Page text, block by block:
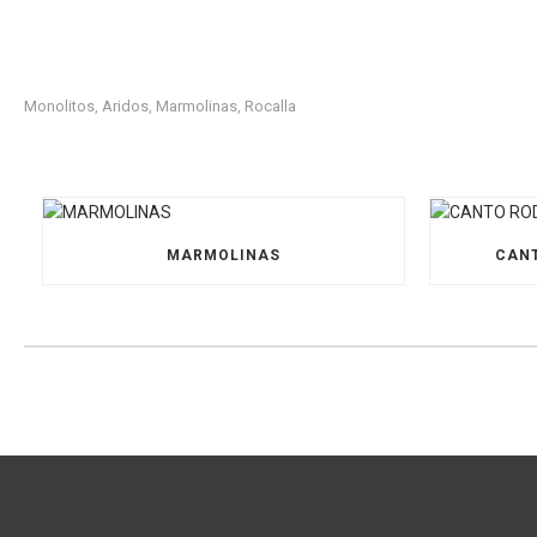
Monolitos, Aridos, Marmolinas, Rocalla
MARMOLINAS